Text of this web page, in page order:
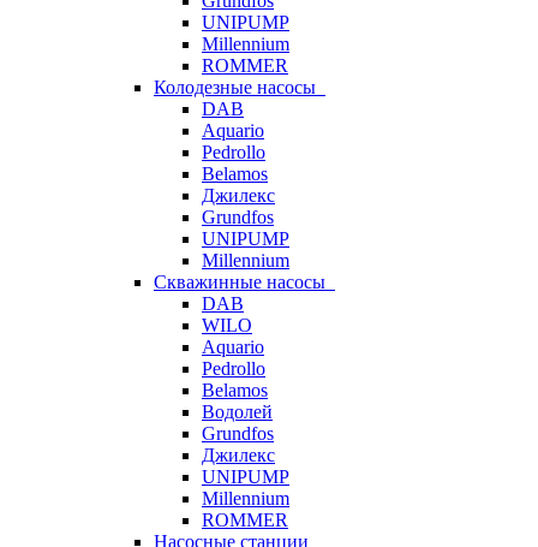
UNIPUMP
Millennium
ROMMER
Колодезные насосы
DAB
Aquario
Pedrollo
Belamos
Джилекс
Grundfos
UNIPUMP
Millennium
Скважинные насосы
DAB
WILO
Aquario
Pedrollo
Belamos
Водолей
Grundfos
Джилекс
UNIPUMP
Millennium
ROMMER
Насосные станции